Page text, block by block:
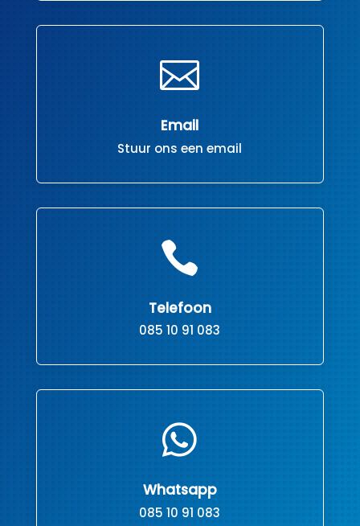

Email
Stuur ons een email

Telefoon
085 10 91 083

Whatsapp
085 10 91 083